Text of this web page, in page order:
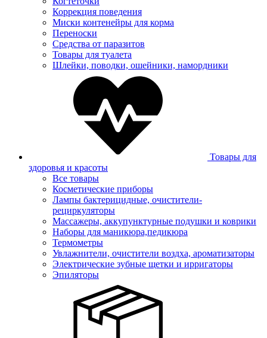
Коррекция поведения
Миски контенейры для корма
Переноски
Средства от паразитов
Товары для туалета
Шлейки, поводки, ошейники, намордники
Товары для
здоровья и красоты
Все товары
Косметические приборы
Лампы бактерицидные, очистители-
рециркуляторы
Массажеры, аккупунктурные подушки и коврики
Наборы для маникюра,педикюра
Термометры
Увлажнители, очистители воздха, ароматизаторы
Электрические зубные щетки и ирригаторы
Эпиляторы